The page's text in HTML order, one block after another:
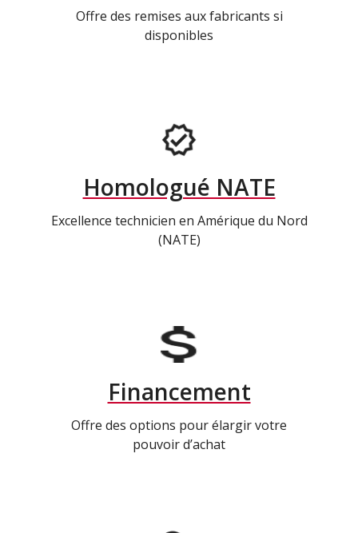
Offre des remises aux fabricants si
disponibles
Homologué NATE
Excellence technicien en Amérique du Nord
(NATE)
Financement
Offre des options pour élargir votre
pouvoir d’achat